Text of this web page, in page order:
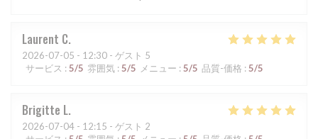
Laurent C
2026-07-05 - 12:30 - ゲスト 5
サービス : 5/5 雰囲気 : 5/5 メニュー : 5/5 品質-価格 : 5/5
Brigitte L
2026-07-04 - 12:15 - ゲスト 2